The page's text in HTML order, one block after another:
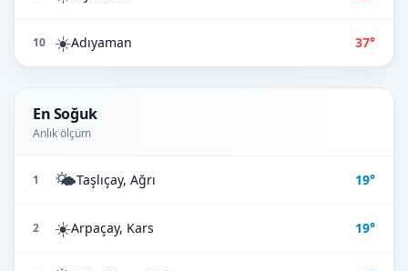
10 ☀️Adıyaman 37°
En Soğuk
Anlık ölçüm
1 🌤️Taşlıçay, Ağrı 19°
2 ☀️Arpaçay, Kars 19°